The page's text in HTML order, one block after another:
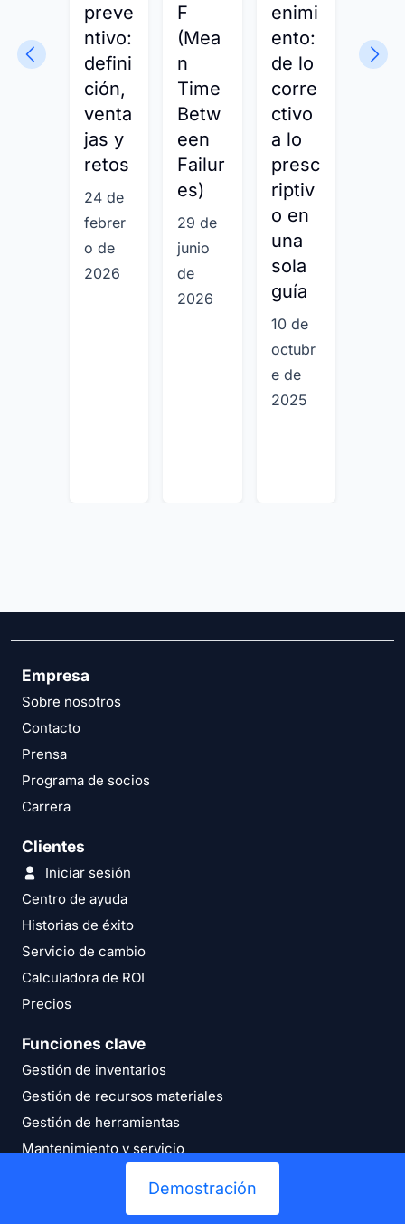
preve
ntivo:
defini
ción,
venta
jas y
retos
24 de
febrer
o de
2026
F
(Mea
n
Time
Betw
een
Failur
es)
29 de
junio
de
2026
enimi
ento:
de lo
corre
ctivo
a lo
presc
riptiv
o en
una
sola
guía
10 de
octubr
e de
2025
Empresa
Sobre nosotros
Contacto
Prensa
Programa de socios
Carrera
Clientes
Iniciar sesión
Centro de ayuda
Historias de éxito
Servicio de cambio
Calculadora de ROI
Precios
Funciones clave
Gestión de inventarios
Gestión de recursos materiales
Gestión de herramientas
Mantenimiento y servicio
Procesos de inventario
Demostración